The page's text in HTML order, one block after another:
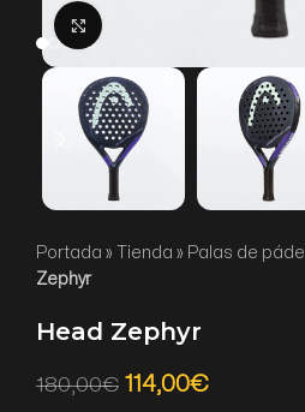
Portada » Tienda » Palas de pádel
Zephyr
Head Zephyr
180,00€ 114,00€